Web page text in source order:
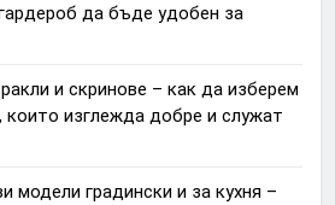
да бъде удобен за
и скринове – как да изберем
които изглежда добре и служат
модели градински и за кухня –